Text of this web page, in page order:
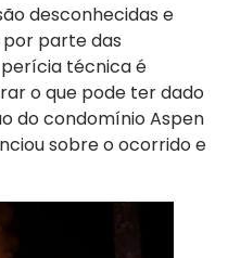
desconhecidas e
parte das
técnica é
o que pode ter dado
do condomínio Aspen
sobre o ocorrido e